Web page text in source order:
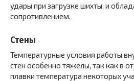
удары при загрузке шихты, и
сопротивлением.
Стены
Температурные условия работы
стен особенно тяжелы, так как в
плавки температура некоторых